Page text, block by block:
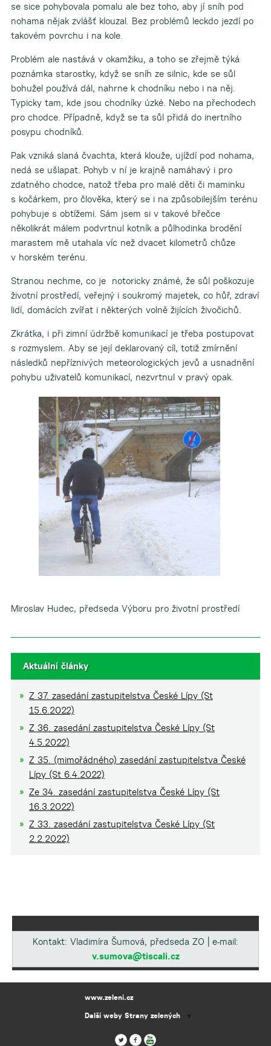
se sice pohybovala pomalu ale bez toho, aby jí sníh pod
nohama nějak zvlášť klouzal. Bez problémů leckdo jezdí po
takovém povrchu i na kole.
Problém ale nastává v okamžiku, a toho se zřejmě týká
poznámka starostky, když se sníh ze silnic, kde se sůl
bohužel používá dál, nahrne k chodníku nebo i na něj.
Typicky tam, kde jsou chodníky úzké. Nebo na přechodech
pro chodce. Případně, když se ta sůl přidá do inertního
posypu chodníků.
Pak vzniká slaná čvachta, která klouže, ujíždí pod nohama,
nedá se ušlapat. Pohyb v ní je krajně namáhavý i pro
zdatného chodce, natož třeba pro malé děti či maminku
s kočárkem, pro člověka, který se i na způsobilejším terénu
pohybuje s obtížemi. Sám jsem si v takové břečce
několikrát málem podvrtnul kotník a půlhodinka brodění
marastem mě utahala víc než dvacet kilometrů chůze
v horském terénu.
Stranou nechme, co je notoricky známé, že sůl poškozuje
životní prostředí, veřejný i soukromý majetek, co hůř, zdraví
lidí, domácích zvířat i některých volně žijících živočichů.
Zkrátka, i při zimní údržbě komunikací je třeba postupovat
s rozmyslem. Aby se její deklarovaný cíl, totiž zmírnění
následků nepříznivých meteorologických jevů a usnadnění
pohybu uživatelů komunikací, nezvrtnul v pravý opak.
Miroslav Hudec, předseda Výboru pro životní prostředí
Aktuální články
Z 37. zasedání zastupitelstva České Lípy (St
15.6.2022)
Z 36. zasedání zastupitelstva České Lípy (St
4.5.2022)
Z 35. (mimořádného) zasedání zastupitelstva České
Lípy (St 6.4.2022)
Ze 34. zasedání zastupitelstva České Lípy (St
16.3.2022)
Z 33. zasedání zastupitelstva České Lípy (St
2.2.2022)
Kontakt: Vladimíra Šumová, předseda ZO | e-mail:
v.sumova@tiscali.cz
www.zeleni.cz
Další weby Strany zelených
▼